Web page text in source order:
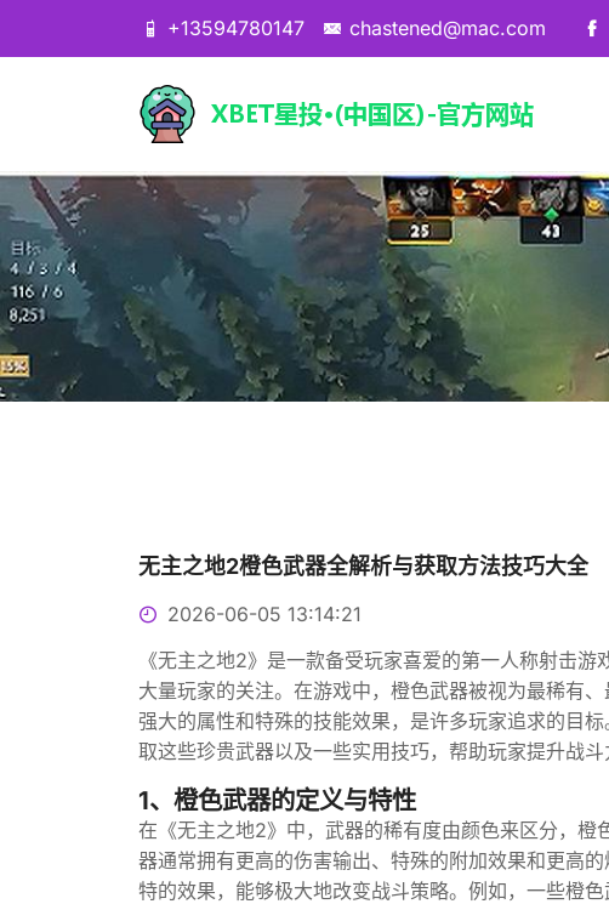
+13594780147 chastened@mac.com
无主之地2橙色武器全解析与获取方法技巧大全
2026-06-05 13:14:21
《无主之地2》是一款备受玩家喜爱的第一人称射击
大量玩家的关注。在游戏中，橙色武器被视为最稀有
强大的属性和特殊的技能效果，是许多玩家追求的目
取这些珍贵武器以及一些实用技巧，帮助玩家提升战斗
1、橙色武器的定义与特性
在《无主之地2》中，武器的稀有度由颜色来区分，
器通常拥有更高的伤害输出、特殊的附加效果和更高
特的效果，能够极大地改变战斗策略。例如，一些橙